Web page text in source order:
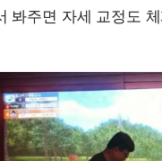
봐주면 자세 교정도